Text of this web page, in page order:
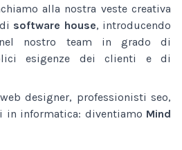
alla nostra veste creativa
software house, introducendo
nostro team in grado di
esigenze dei clienti e di
designer, professionisti seo,
in informatica: diventiamo Mind